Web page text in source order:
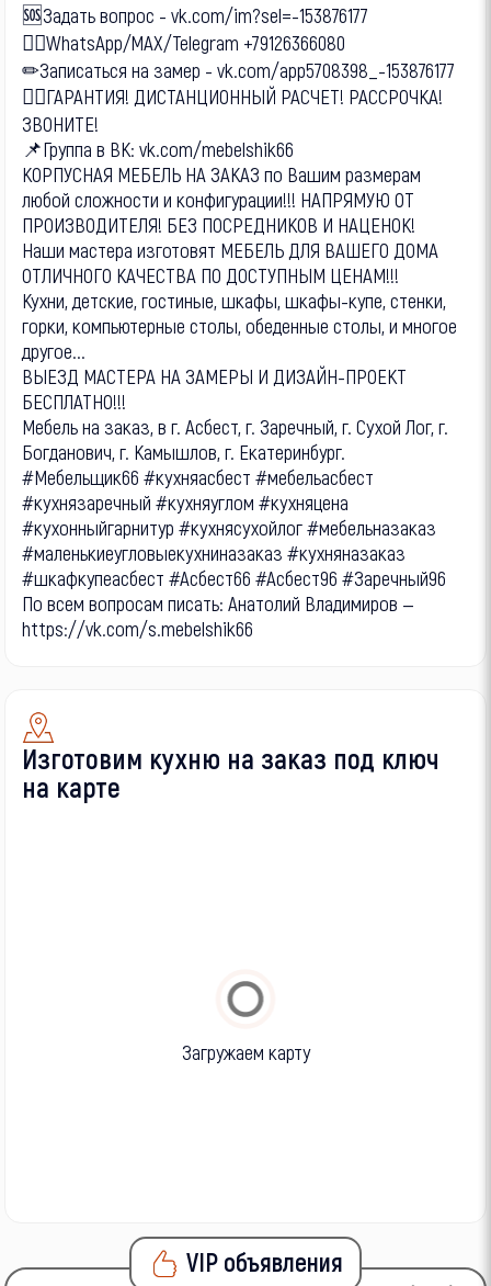
🆘Задать вопрос - vk.com/im?sel=-153876177
🙋‍♂WhatsApp/MAX/Telegram +79126366080
✏Записаться на замер - vk.com/app5708398_-153876177
👍🏻ГАРАНТИЯ! ДИСТАНЦИОННЫЙ РАСЧЕТ! РАССРОЧКА!
ЗВОНИТЕ!
📌Группа в ВК: vk.com/mebelshik66
КОРПУСНАЯ МЕБЕЛЬ НА ЗАКАЗ по Вашим размерам
любой сложности и конфигурации!!! НАПРЯМУЮ ОТ
ПРОИЗВОДИТЕЛЯ! БЕЗ ПОСРЕДНИКОВ И НАЦЕНОК!
Наши мастера изготовят МЕБЕЛЬ ДЛЯ ВАШЕГО ДОМА
ОТЛИЧНОГО КАЧЕСТВА ПО ДОСТУПНЫМ ЦЕНАМ!!!
Кухни, детские, гостиные, шкафы, шкафы-купе, стенки,
горки, компьютерные столы, обеденные столы, и многое
другое...
ВЫЕЗД МАСТЕРА НА ЗАМЕРЫ И ДИЗАЙН-ПРОЕКТ
БЕСПЛАТНО!!!
Мебель на заказ, в г. Асбест, г. Заречный, г. Сухой Лог, г.
Богданович, г. Камышлов, г. Екатеринбург.
#Мебельщик66 #кухняасбест #мебельасбест
#кухнязаречный #кухняуглом #кухняцена
#кухонныйгарнитур #кухнясухойлог #мебельназаказ
#маленькиеугловыекухниназаказ #кухняназаказ
#шкафкупеасбест #Асбест66 #Асбест96 #Заречный96
По всем вопросам писать: Анатолий Владимиров —
https://vk.com/s.mebelshik66
Изготовим кухню на заказ под ключ
на карте
Загружаем карту
VIP объявления